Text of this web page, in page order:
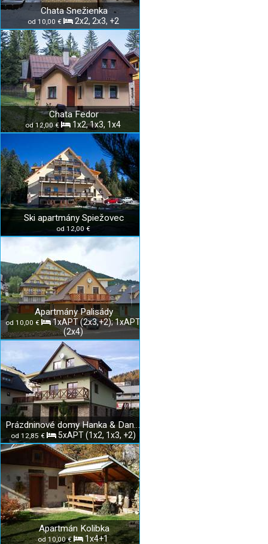
Chata Snežienka
od 10,00 € 2x2, 2x3, +2
Chata Fedor
od 12,00 € 1x2, 1x3, 1x4
Ski apartmány Spiežovec
od 12,00 €
Apartmány Palisády
od 10,00 €
1xAPT (2x3,+2); 1xAPT
(2x4)
Prázdninové domy Hanka & Danka
od 12,85 € 5xAPT (1x2, 1x3, +2)
Apartmán Kolibka
od 10,00 € 1x4+1